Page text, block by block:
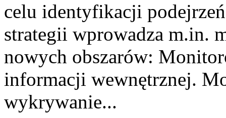
celu identyfikacji
strategii wprowadza m.in.
nowych obszarów:
informacji wewnętrznej.
wykrywanie...